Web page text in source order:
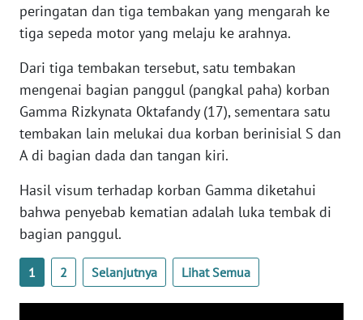
peringatan dan tiga tembakan yang mengarah ke
tiga sepeda motor yang melaju ke arahnya.
Dari tiga tembakan tersebut, satu tembakan
mengenai bagian panggul (pangkal paha) korban
Gamma Rizkynata Oktafandy (17), sementara satu
tembakan lain melukai dua korban berinisial S dan
A di bagian dada dan tangan kiri.
Hasil visum terhadap korban Gamma diketahui
bahwa penyebab kematian adalah luka tembak di
bagian panggul.
1 2 Selanjutnya Lihat Semua
WN
WN
KEPRI
WN
WN
PAPUA
BARAT
WN
RIAU